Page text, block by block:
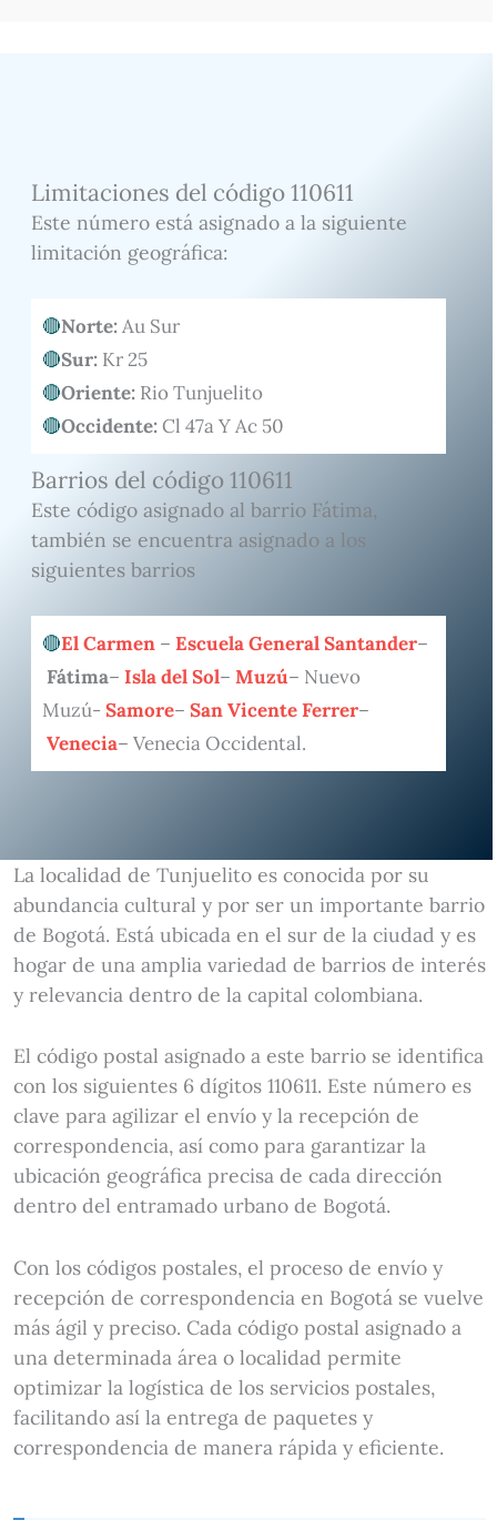
Limitaciones del código 110611
Este número está asignado a la siguiente
limitación geográfica:
Norte:Au Sur
Sur: Kr 25
Oriente: Rio Tunjuelito
Occidente:Cl 47a Y Ac 50
Barrios del código 110611
Este código asignado al barrio Fátima,
también se encuentra asignado a los
siguientes barrios
El Carmen– Escuela General Santander–
Fátima– Isla del Sol– Muzú– Nuevo
Muzú- Samore– San Vicente Ferrer–
Venecia– Venecia Occidental.
La localidad de Tunjuelito es conocida por su
abundancia cultural y por ser un importante barrio
de Bogotá. Está ubicada en el sur de la ciudad y es
hogar de una amplia variedad de barrios de interés
y relevancia dentro de la capital colombiana.
El código postal asignado a este barrio se identifica
con los siguientes 6 dígitos 110611. Este número es
clave para agilizar el envío y la recepción de
correspondencia, así como para garantizar la
ubicación geográfica precisa de cada dirección
dentro del entramado urbano de Bogotá.
Con los códigos postales, el proceso de envío y
recepción de correspondencia en Bogotá se vuelve
más ágil y preciso. Cada código postal asignado a
una determinada área o localidad permite
optimizar la logística de los servicios postales,
facilitando así la entrega de paquetes y
correspondencia de manera rápida y eficiente.